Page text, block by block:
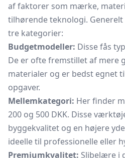
af faktorer som mærke,
tilhørende teknologi.
tre kategorier:
Budgetmodeller: Disse fås
De er ofte fremstillet af mere
materialer og er bedst egnet
opgaver.
Mellemkategori: Her finder
200 og 500 DKK. Disse
byggekvalitet og en højere
ideelle til professionelle eller
Premiumkvalitet: Slibelære i